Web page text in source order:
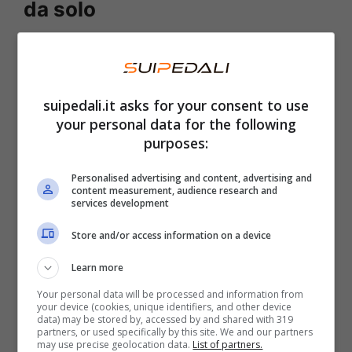
da solo
foto. All’interno del disegno di questo dolce e
simpatico cane, infatti, puoi trovare il volto
del padrone dell’animale. Per trovarlo avrai
bisogno di tutto il tuo spirito di osservazione
e della capacità di notare ancheil più piccolo
dei dettagli.
Sono in molti ad avere difficoltà a trovare
l’uomo. Inveceè proprio lì
per osservare ogni dettaglio del disegno di
questo animale. C’è chi lo ha trovato in pochi
suipedali.it asks for your consent to use
your personal data for the following
purposes:
Personalised advertising and content, advertising and
content measurement, audience research and
services development
Store and/or access information on a device
Learn more
Your personal data will be processed and information from
your device (cookies, unique identifiers, and other device
data) may be stored by, accessed by and shared with 319
partners, or used specifically by this site. We and our partners
may use precise geolocation data. List of partners.